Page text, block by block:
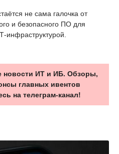
не сама галочка от
и безопасного ПО для
инфраструктурой.
новости ИТ и ИБ. Обзоры,
главных ивентов
на телеграм-канал!